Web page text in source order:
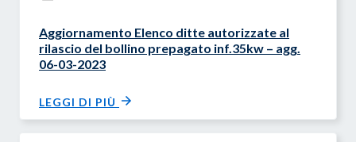
Aggiornamento Elenco ditte autorizzate al
rilascio del bollino prepagato inf.35kw – agg.
06-03-2023
LEGGI DI PIÙ